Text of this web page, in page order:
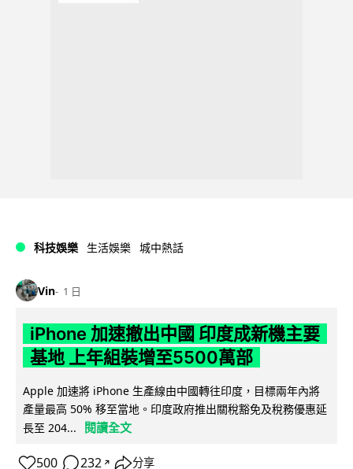
科技娛樂 生活娛樂 城中熱話
Vin 1 日
iPhone 加速撤出中國 印度成新機主要
基地 上年組裝增至5500萬部
Apple 加速將 iPhone 生產線由中國轉往印度，目標兩年內將
產量最高 50% 移至當地。印度政府推出關稅豁免及稅務優惠延
長至 204...
閱讀全文
500 232 ↗ 分享